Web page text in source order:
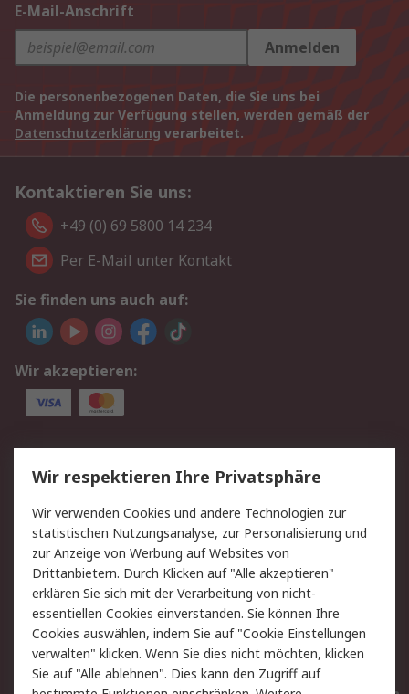
E-Mail-Anschrift
Anmelden
Die personenbezogenen Daten, die Sie uns bei
Anmeldung zur Verfügung stellen, werden gemäß der
Datenschutzerklärung verarbeitet.
Kontaktieren Sie uns:
+49 (0) 69 5800 14 234
Per E-Mail unter Kontakt
Sie finden uns auch auf:
Wir akzeptieren:
Service
Value Added Services
Lieferlösungen
Rücksendungen
Kontakt
Hilfe
Privatkunden
Rechtliches
AGB
Datenschutz
Cookie-Richtlinie
Zahlungsbedingungen
Copyright/Impressum
Entsorgung
Wir respektieren Ihre Privatsphäre
Wir verwenden Cookies und andere Technologien zur
statistischen Nutzungsanalyse, zur Personalisierung und
zur Anzeige von Werbung auf Websites von
Drittanbietern. Durch Klicken auf "Alle akzeptieren"
erklären Sie sich mit der Verarbeitung von nicht-
essentiellen Cookies einverstanden. Sie können Ihre
Cookies auswählen, indem Sie auf "Cookie Einstellungen
verwalten" klicken. Wenn Sie dies nicht möchten, klicken
Sie auf "Alle ablehnen". Dies kann den Zugriff auf